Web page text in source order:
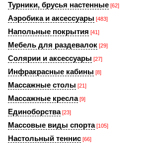
Турники, брусья настенные [62]
Аэробика и аксессуары [483]
Напольные покрытия [41]
Мебель для раздевалок [29]
Солярии и аксессуары [27]
Инфракрасные кабины [8]
Массажные столы [21]
Массажные кресла [9]
Единоборства [23]
Массовые виды спорта [105]
Настольный теннис [66]